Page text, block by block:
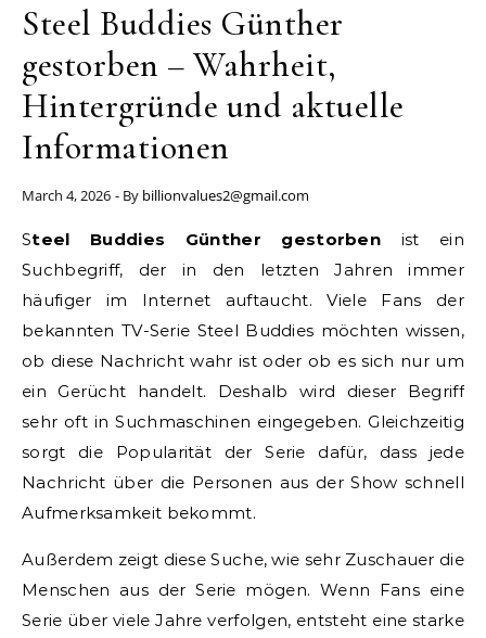
Steel Buddies Günther
gestorben – Wahrheit,
Hintergründe und aktuelle
Informationen
March 4, 2026 - By billionvalues2@gmail.com
Steel Buddies Günther gestorben ist ein
Suchbegriff, der in den letzten Jahren immer
häufiger im Internet auftaucht. Viele Fans der
bekannten TV-Serie Steel Buddies möchten wissen,
ob diese Nachricht wahr ist oder ob es sich nur um
ein Gerücht handelt. Deshalb wird dieser Begriff
sehr oft in Suchmaschinen eingegeben. Gleichzeitig
sorgt die Popularität der Serie dafür, dass jede
Nachricht über die Personen aus der Show schnell
Aufmerksamkeit bekommt.
Außerdem zeigt diese Suche, wie sehr Zuschauer die
Menschen aus der Serie mögen. Wenn Fans eine
Serie über viele Jahre verfolgen, entsteht eine starke